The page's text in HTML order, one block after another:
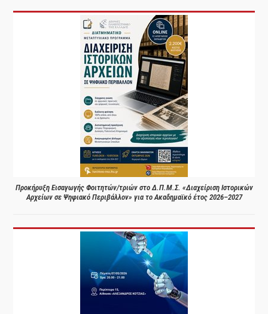
Προκήρυξη Εισαγωγής Φοιτητών/τριών στο Δ.Π.Μ.Σ. «Διαχείριση Ιστορικών
Αρχείων σε Ψηφιακό Περιβάλλον» για το Ακαδημαϊκό έτος 2026–2027